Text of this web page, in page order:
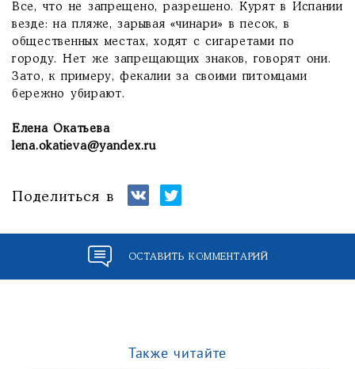
Все, что не запрещено, разрешено. Курят в Испании
везде: на пляже, зарывая «чинари» в песок, в
общественных местах, ходят с сигаретами по
городу. Нет же запрещающих знаков, говорят они.
Зато, к примеру, фекалии за своими питомцами
бережно убирают.
Елена Окатьева
lena.okatieva@yandex.ru
Поделиться в
ОСТАВИТЬ КОММЕНТАРИЙ
Также читайте